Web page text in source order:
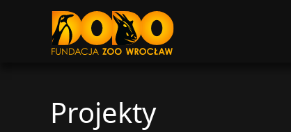
DODO - FUNDACJA ZOO WROCŁAW
Projekty